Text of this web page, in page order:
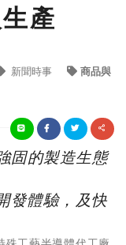
產
新聞時事 商品與
固的製造生態
發體驗，及快